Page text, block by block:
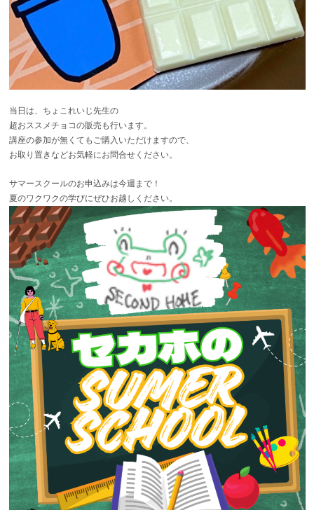
当日は、ちょこれいじ先生の
超おススメチョコの販売も行います。
講座の参加が無くてもご購入いただけますので、
お取り置きなどお気軽にお問合せください。
サマースクールのお申込みは今週まで！
夏のワクワクの学びにぜひお越しください。